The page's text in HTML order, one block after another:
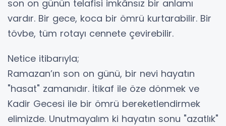
son on günün telafisi imkânsız bir anlamı
vardır. Bir gece, koca bir ömrü kurtarabilir. Bir
tövbe, tüm rotayı cennete çevirebilir.
​Netice itibarıyla;
Ramazan’ın son on günü, bir nevi hayatın
"hasat" zamanıdır. İtikaf ile öze dönmek ve
Kadir Gecesi ile bir ömrü bereketlendirmek
elimizde. Unutmayalım ki hayatın sonu "azatlık"